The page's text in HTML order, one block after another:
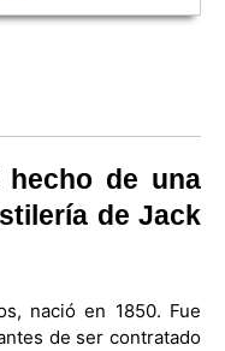
hecho de una
de Jack
nació en 1850. Fue
de ser contratado